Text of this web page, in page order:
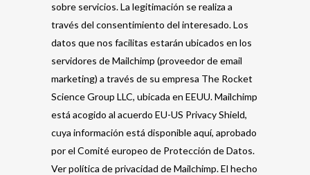
sobre servicios. La legitimación se realiza a
través del consentimiento del interesado. Los
datos que nos facilitas estarán ubicados en los
servidores de Mailchimp (proveedor de email
marketing) a través de su empresa The Rocket
Science Group LLC, ubicada en EEUU. Mailchimp
está acogido al acuerdo EU-US Privacy Shield,
cuya información está disponible aquí, aprobado
por el Comité europeo de Protección de Datos.
Ver política de privacidad de Mailchimp. El hecho